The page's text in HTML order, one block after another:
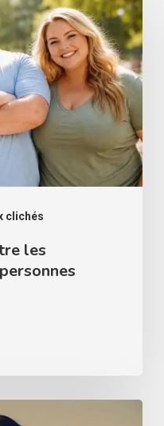
clichés
les